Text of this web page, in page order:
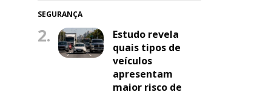
SEGURANÇA
2.
Estudo revela
quais tipos de
veículos
apresentam
maior risco de